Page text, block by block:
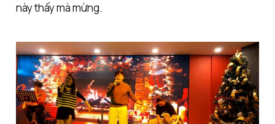
này thấy mà mừng.